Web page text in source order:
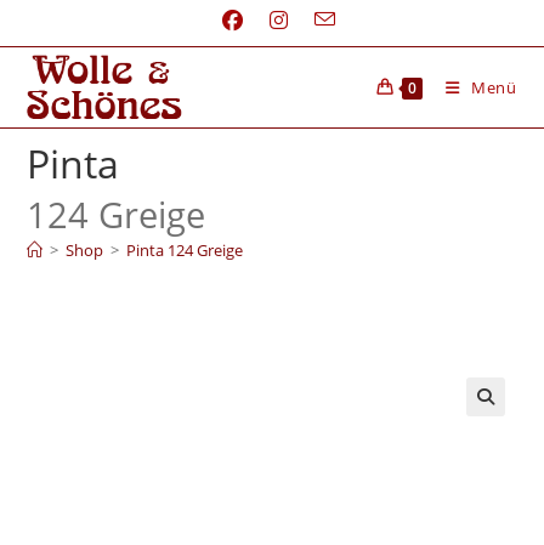
0 Menü
Pinta
124 Greige
> Shop > Pinta 124 Greige